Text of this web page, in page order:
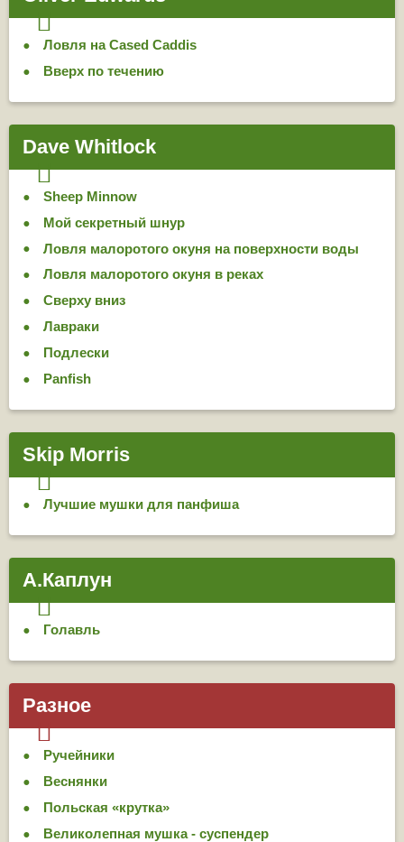
Ловля на Cased Caddis
Вверх по течению
Dave Whitlock
Sheep Minnow
Мой секретный шнур
Ловля малоротого окуня на поверхности воды
Ловля малоротого окуня в реках
Сверху вниз
Лавраки
Подлески
Panfish
Skip Morris
Лучшие мушки для панфиша
А.Каплун
Голавль
Разное
Ручейники
Веснянки
Польская «крутка»
Великолепная мушка - суспендер